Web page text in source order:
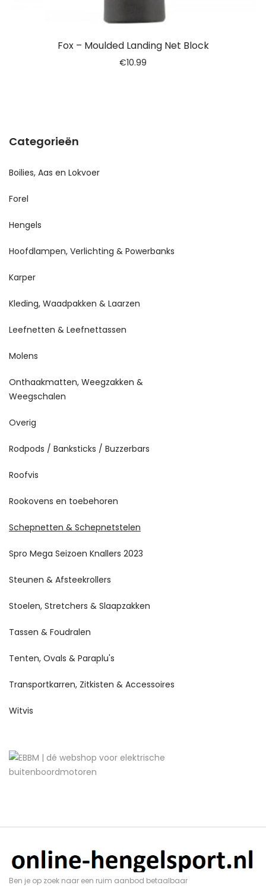
Fox – Moulded Landing Net Block
€10.99
Categorieën
Boilies, Aas en Lokvoer
Forel
Hengels
Hoofdlampen, Verlichting & Powerbanks
Karper
Kleding, Waadpakken & Laarzen
Leefnetten & Leefnettassen
Molens
Onthaakmatten, Weegzakken &
Weegschalen
Overig
Rodpods / Banksticks / Buzzerbars
Roofvis
Rookovens en toebehoren
Schepnetten & Schepnetstelen
Spro Mega Seizoen Knallers 2023
Steunen & Afsteekrollers
Stoelen, Stretchers & Slaapzakken
Tassen & Foudralen
Tenten, Ovals & Paraplu's
Transportkarren, Zitkisten & Accessoires
Witvis
Ben je op zoek naar een ruim aanbod betaalbaar